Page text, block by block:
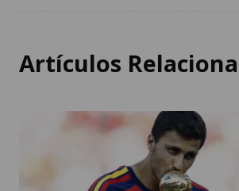
Artículos